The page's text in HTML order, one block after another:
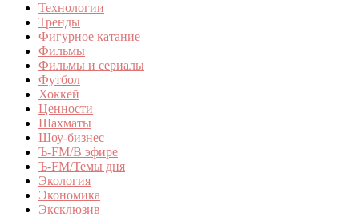
Технологии
Тренды
Фигурное катание
Фильмы
Фильмы и сериалы
Футбол
Хоккей
Ценности
Шахматы
Шоу-бизнес
Ъ-FM/В эфире
Ъ-FM/Темы дня
Экология
Экономика
Эксклюзив